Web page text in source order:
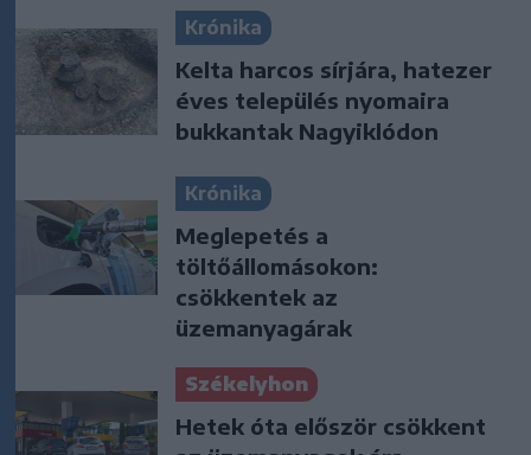
Krónika
Kelta harcos sírjára, hatezer
éves település nyomaira
bukkantak Nagyiklódon
Krónika
Meglepetés a
töltőállomásokon:
csökkentek az
üzemanyagárak
Székelyhon
Hetek óta először csökkent